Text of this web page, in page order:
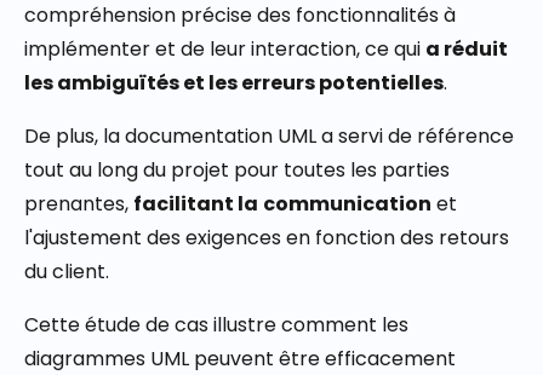
compréhension précise des fonctionnalités à
implémenter et de leur interaction, ce qui a réduit
les ambiguïtés et les erreurs potentielles.
De plus, la documentation UML a servi de référence
tout au long du projet pour toutes les parties
prenantes, facilitant la communication et
l'ajustement des exigences en fonction des retours
du client.
Cette étude de cas illustre comment les
diagrammes UML peuvent être efficacement